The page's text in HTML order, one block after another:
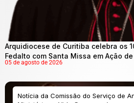
Arquidiocese de Curitiba celebra os
Fedalto com Santa Missa em Ação
05 de agosto de 2026
Notícia da Comissão do Serviço de